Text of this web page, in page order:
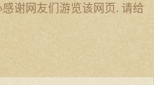
谢网友们游览该网页. 请给